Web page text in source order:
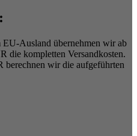
Ausland übernehmen wir ab
die kompletten Versandkosten.
berechnen wir die aufgeführten